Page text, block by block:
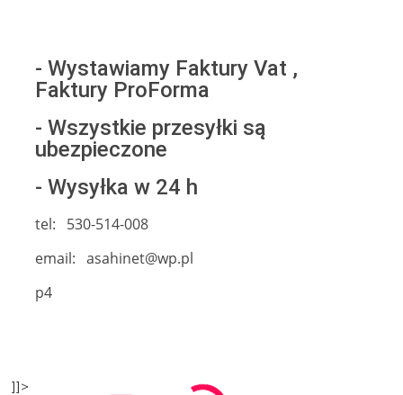
- Wystawiamy Faktury Vat ,
Faktury ProForma
- Wszystkie przesyłki są
ubezpieczone
- Wysyłka w 24 h
tel: 530-514-008
email: asahinet@wp.pl
p4
]]>